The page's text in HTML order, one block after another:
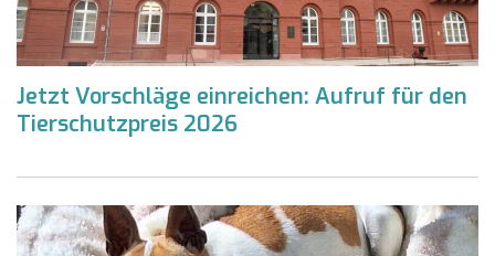
Jetzt Vorschläge einreichen: Aufruf für den
Tierschutzpreis 2026